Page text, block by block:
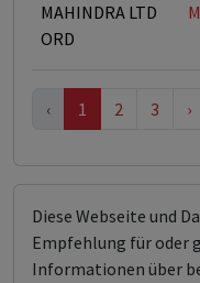
MAHINDRA LTD
ORD
‹ 1 2 3 ›
Diese Webseite und
Empfehlung für oder
Informationen über